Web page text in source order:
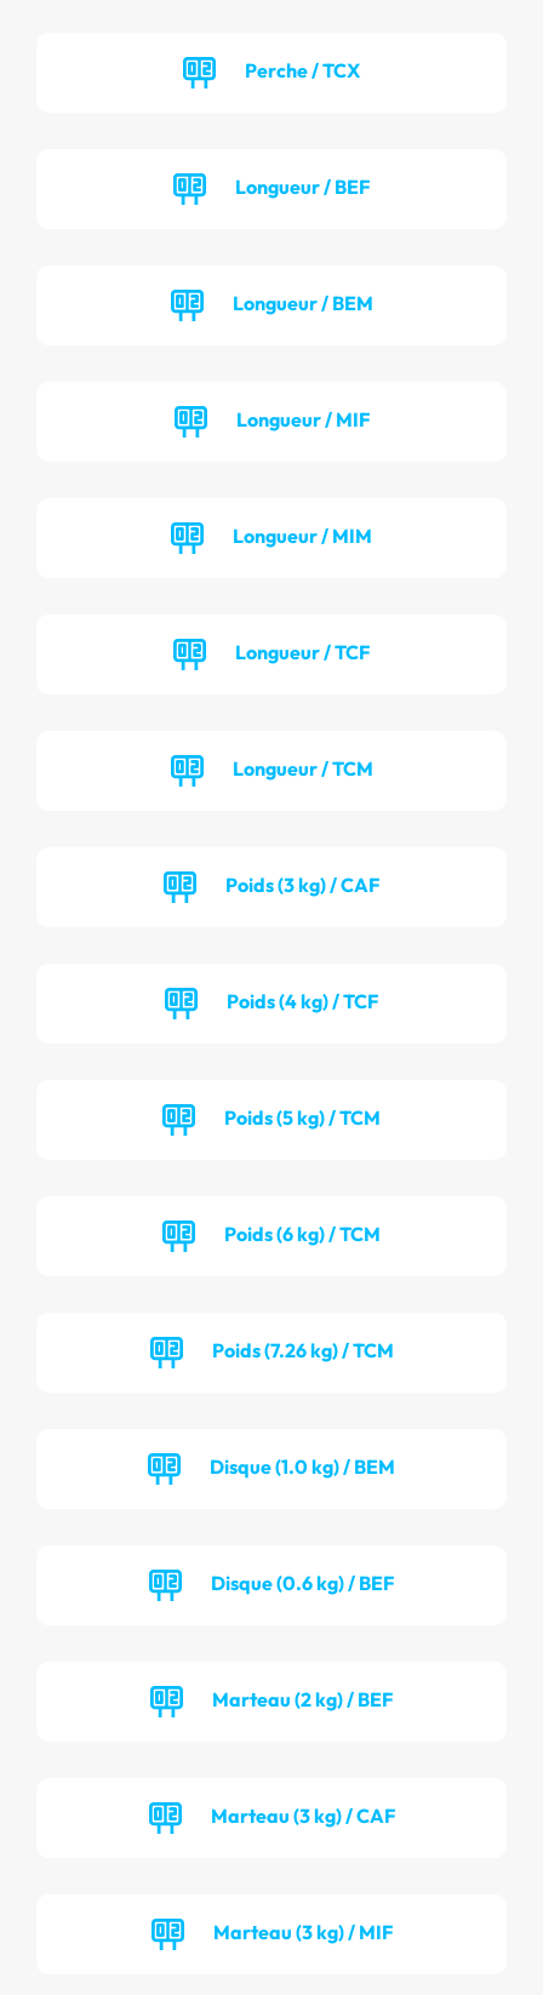
Perche / TCX
Longueur / BEF
Longueur / BEM
Longueur / MIF
Longueur / MIM
Longueur / TCF
Longueur / TCM
Poids (3 kg) / CAF
Poids (4 kg) / TCF
Poids (5 kg) / TCM
Poids (6 kg) / TCM
Poids (7.26 kg) / TCM
Disque (1.0 kg) / BEM
Disque (0.6 kg) / BEF
Marteau (2 kg) / BEF
Marteau (3 kg) / CAF
Marteau (3 kg) / MIF